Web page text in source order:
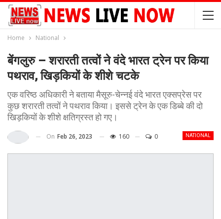
Home National
बेंगलुरु – शरारती तत्वों ने वंदे भारत ट्रेन पर किया
पथराव, खिड़कियों के शीशे चटके
एक वरिष्ठ अधिकारी ने बताया मैसूरु-चेन्नई वंदे भारत एक्सप्रेस पर
कुछ शरारती तत्वों ने पथराव किया। इससे ट्रेन के एक डिब्बे की दो
खिड़कियों के शीशे क्षतिग्रस्त हो गए।
NATIONAL
On Feb 26, 2023 160 0